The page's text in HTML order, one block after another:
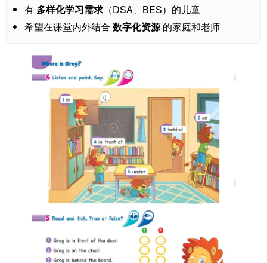
有 多样化学习需求（DSA、BES）的儿童
希望在课堂内外结合 数字化资源的家庭和老师